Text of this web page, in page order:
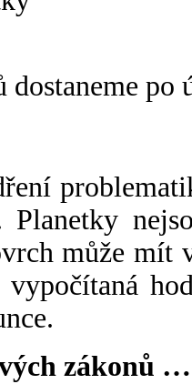
po
Planetky
může mít
zákonů …